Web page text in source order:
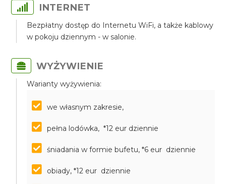
INTERNET
Bezpłatny dostęp do Internetu WiFi, a także kablowy
w pokoju dziennym - w salonie.
WYŻYWIENIE
Warianty wyżywienia:
we własnym zakresie,
pełna lodówka, *12 eur dziennie
śniadania w formie bufetu, *6 eur dziennie
obiady, *12 eur dziennie